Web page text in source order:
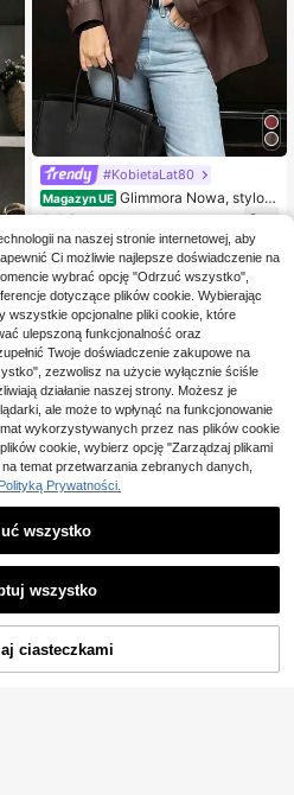
11
#KobietaLat80
Magazyn UE Glimmora Nowa, stylow
a, luźna, skórzana marynarka w sty
lu vintage dla kobiet
143
4-5 dni roboczych
na naszej stronie internetowej, aby
Ci możliwie najlepsze doświadczenie na
wybrać opcję "Odrzuć wszystko",
dotyczące plików cookie. Wybierając
wszystkie opcjonalne pliki cookie, które
ulepszoną funkcjonalność oraz
Twoje doświadczenie zakupowe na
zezwolisz na użycie wyłącznie ściśle
działanie naszej strony. Możesz je
ale może to wpłynąć na funkcjonowanie
wykorzystywanych przez nas plików cookie
cookie, wybierz opcję "Zarządzaj plikami
temat przetwarzania zebranych danych,
Prywatności.
wszystko
wszystko
ciasteczkami